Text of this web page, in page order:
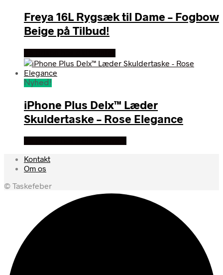
Freya 16L Rygsæk til Dame – Fogbow
Beige på Tilbud!
Nyhed!
iPhone Plus Delx™ Læder
Skuldertaske – Rose Elegance
Kontakt
Om os
© Taskefeber